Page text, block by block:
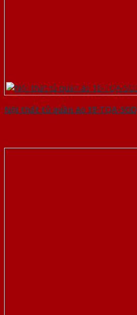
Nội thất tủ quần áo 18-TQA-SGD